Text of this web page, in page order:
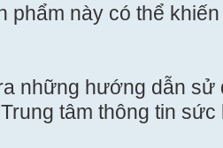
phẩm này có thể
những hướng dẫn sử
tâm thông tin